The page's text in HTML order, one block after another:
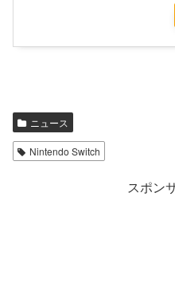
ニュース
Nintendo Switch
スポン